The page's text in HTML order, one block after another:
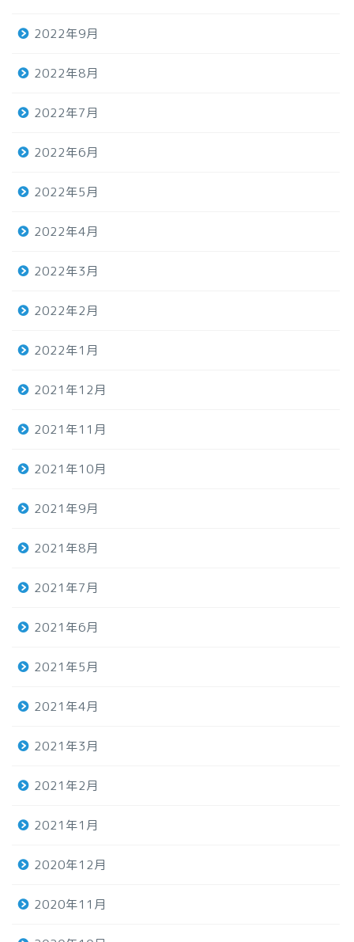
2022年9月
2022年8月
2022年7月
2022年6月
2022年5月
2022年4月
2022年3月
2022年2月
2022年1月
2021年12月
2021年11月
2021年10月
2021年9月
2021年8月
2021年7月
2021年6月
2021年5月
2021年4月
2021年3月
2021年2月
2021年1月
2020年12月
2020年11月